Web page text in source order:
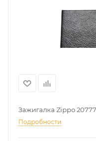
Зажигалка Zippo 20777
Подробности